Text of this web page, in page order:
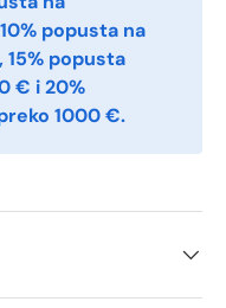
popusta na
popusta
€ i 20%
1000 €.